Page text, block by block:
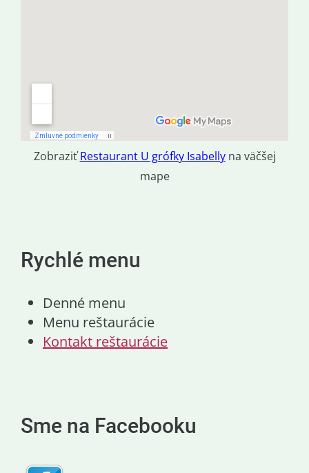
ZobraziťRestaurant U grófky Isabellyna väčšej
mape
Rychlé menu
Denné menu
Menu reštaurácie
Kontakt reštaurácie
Sme na Facebooku